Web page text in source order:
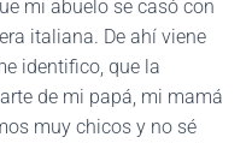
mi abuelo se casó con
italiana. De ahí viene
identifico, que la
de mi papá, mi mamá
muy chicos y no sé